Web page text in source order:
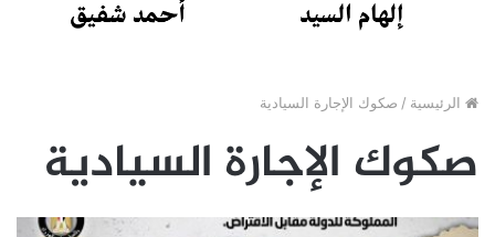
الرئيسية / صكوك الإجارة السيادية
صكوك الإجارة السيادية